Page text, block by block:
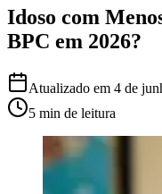
Idoso com
BPC em 2026?
Atualizado em 4 de
5 min de leitura